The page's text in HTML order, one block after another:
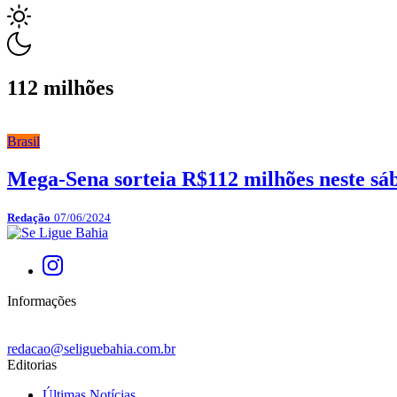
112 milhões
Brasil
Mega-Sena sorteia R$112 milhões neste
Redação 07/06/2024
Informações
redacao@seliguebahia.com.br
Editorias